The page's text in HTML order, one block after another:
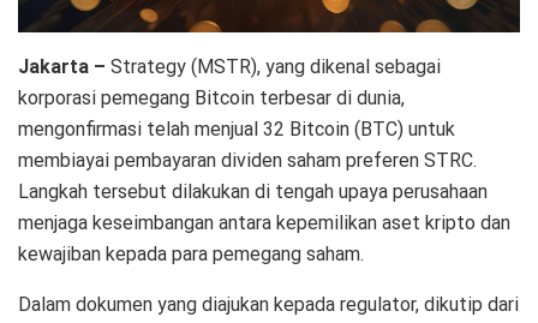
Jakarta – Strategy (MSTR), yang dikenal sebagai
korporasi pemegang Bitcoin terbesar di dunia,
mengonfirmasi telah menjual 32 Bitcoin (BTC) untuk
membiayai pembayaran dividen saham preferen STRC.
Langkah tersebut dilakukan di tengah upaya perusahaan
menjaga keseimbangan antara kepemilikan aset kripto dan
kewajiban kepada para pemegang saham.
Dalam dokumen yang diajukan kepada regulator, dikutip dari